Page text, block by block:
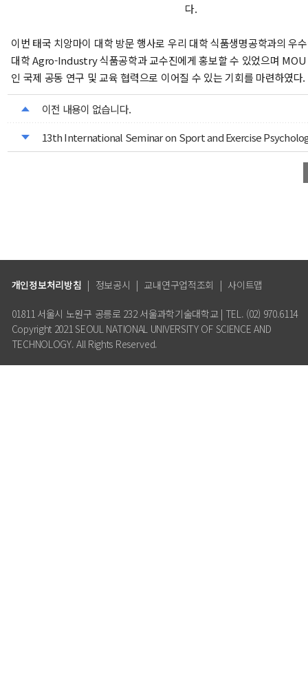
다.
이번 태국 치앙마이 대학 방문 행사로 우리 대학 식품생명공학과의 우
대학 Agro-Industry 식품공학과 교수진에게 홍보할 수 있었으며
인 국제 공동 연구 및 교육 협력으로 이어질 수 있는 기회를 마련하였다.
이전 내용이 없습니다.
13th International Seminar on Sport and Exercise
개인정보처리방침 | 정보공시 | 교내연구업적조회 | 사이트맵
01811 서울시 노원구 공릉로 232 서울과학기술대학교 | TEL. (02) 970.6114
Copyright 2021 SEOUL NATIONAL UNIVERSITY OF SCIENCE AND
TECHNOLOGY. All Rights Reserved.